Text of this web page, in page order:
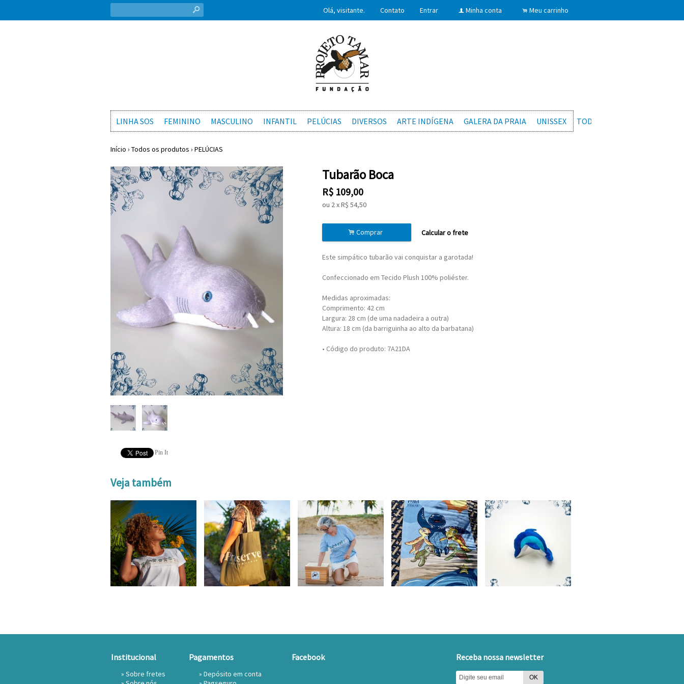
s Olá, visitante. Contato Entrar f Minha conta . Meu carrinho
LINHA SOS FEMININO MASCULINO INFANTIL PELÚCIAS DIVERSOS ARTE INDÍGENA GALERA DA PRAIA UNISSEX TODOS
Início › Todos os produtos › PELÚCIAS
Pin It
Tubarão Boca
R$ 109,00
ou 2xR$ 54,50
. Comprar Calcular o frete
Este simpático tubarão vai conquistar a garotada!
Confeccionado em Tecido Plush 100% poliéster.
Medidas aproximadas:
Comprimento: 42 cm
Largura: 28 cm (de uma nadadeira a outra)
Altura: 18 cm (da barriguinha ao alto da barbatana)
• Código do produto: 7A21DA
Veja também
Institucional
» Sobre fretes
Pagamentos
» Depósito em conta
Facebook Receba nossa newsletter